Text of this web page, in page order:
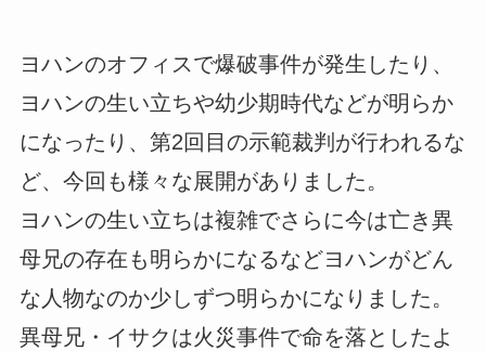
ヨハンのオフィスで爆破事件が発生したり、
ヨハンの生い立ちや幼少期時代などが明らか
になったり、第2回目の示範裁判が行われるな
ど、今回も様々な展開がありました。
ヨハンの生い立ちは複雑でさらに今は亡き異
母兄の存在も明らかになるなどヨハンがどん
な人物なのか少しずつ明らかになりました。
異母兄・イサクは火災事件で命を落としたよ